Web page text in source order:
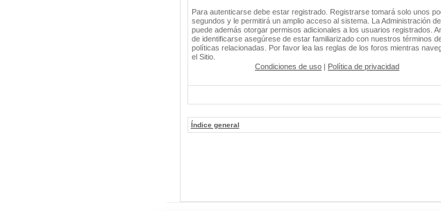
Para autenticarse debe estar registrado. Registrarse tomará solo unos
segundos y le permitirá un amplio acceso al sistema. La Administración
puede además otorgar permisos adicionales a los usuarios registrados.
de identificarse asegúrese de estar familiarizado con nuestros términos
políticas relacionadas. Por favor lea las reglas de los foros mientras
el Sitio.
Condiciones de uso | Política de privacidad
Índice general